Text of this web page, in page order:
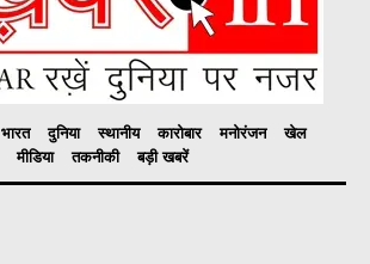
भारत दुनिया स्थानीय कारोबार मनोरंजन
खेल
मीडिया
तकनीकी बड़ी खबरें